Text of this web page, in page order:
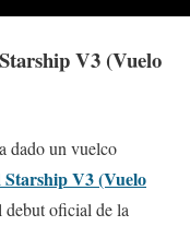
V3 (Vuelo
dado un vuelco
Starship V3 (Vuelo
debut oficial de la